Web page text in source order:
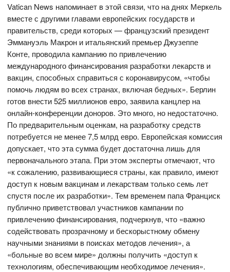
Vatican News напоминает в этой связи, что на днях Меркель
вместе с другими главами европейских государств и
правительств, среди которых — французский президент
Эммануэль Макрон и итальянский премьер Джузеппе
Конте, проводила кампанию по привлечению
международного финансирования разработки лекарств и
вакцин, способных справиться с коронавирусом, «чтобы
помочь людям во всех странах, включая бедных». Берлин
готов внести 525 миллионов евро, заявила канцлер на
онлайн-конференции доноров. Это много, но недостаточно.
По предварительным оценкам, на разработку средств
потребуется не менее 7,5 млрд евро. Европейская комиссия
допускает, что эта сумма будет достаточна лишь для
первоначального этапа. При этом эксперты отмечают, что
«к сожалению, развивающиеся страны, как правило, имеют
доступ к новым вакцинам и лекарствам только семь лет
спустя после их разработки». Тем временем папа Франциск
публично приветствовал участников кампании по
привлечению финансирования, подчеркнув, что «важно
содействовать прозрачному и бескорыстному обмену
научными знаниями в поисках методов лечения», а
«больные во всем мире» должны получить «доступ к
технологиям, обеспечивающим необходимое лечения».